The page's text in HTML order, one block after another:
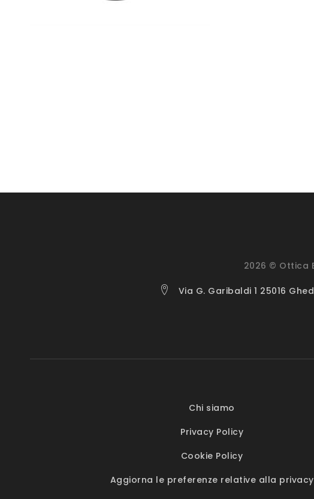
2026 © Ottica
Via G. Garibaldi 1 25016
Chi siamo
Privacy Policy
Cookie Policy
Aggiorna le preferenze relative alla privacy